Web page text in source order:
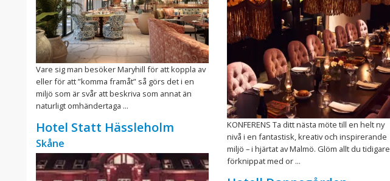
Vare sig man besöker Maryhill för att koppla av
eller för att ”komma framåt” så görs det i en
miljö som är svår att beskriva som annat än
naturligt omhändertaga ...
Hotel Statt Hässleholm
Skåne
KONFERENS Ta ditt nästa möte till en helt ny
nivå i en fantastisk, kreativ och inspirerande
miljö – i hjärtat av Malmö. Glöm allt du tidigare
förknippat med or ...